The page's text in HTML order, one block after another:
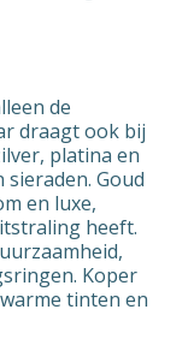
de
draagt ook bij
platina en
Goud
en luxe,
heeft.
Koper
tinten en